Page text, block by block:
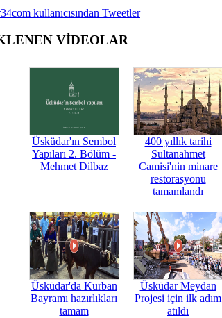
kullanıcısından Tweetler
VİDEOLAR
Üsküdar'ın Sembol
Yapıları 2. Bölüm -
Mehmet Dilbaz
400 yıllık tarihi
Sultanahmet
Camisi'nin minare
restorasyonu
tamamlandı
Üsküdar'da Kurban
Bayramı hazırlıkları
tamam
Üsküdar Meydan
Projesi için ilk adım
atıldı